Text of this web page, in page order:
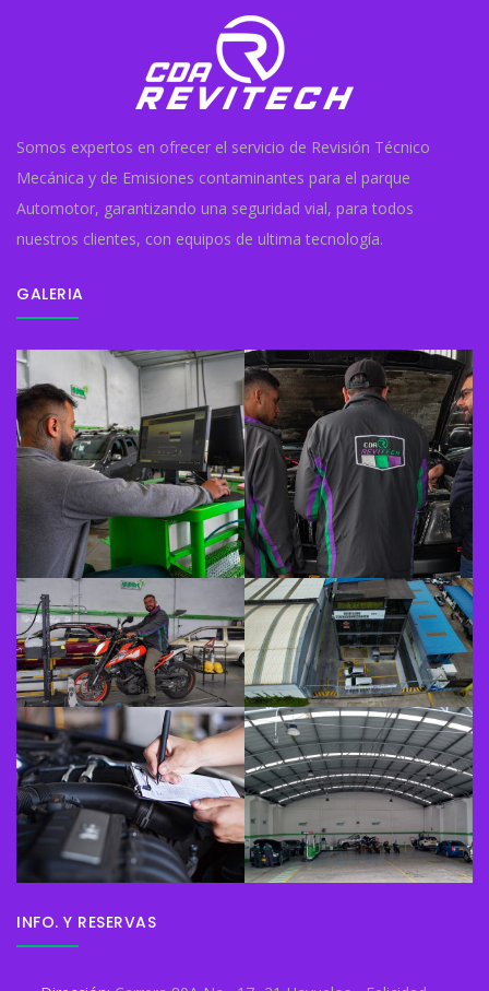
Somos expertos en ofrecer el servicio de Revisión Técnico
Mecánica y de Emisiones contaminantes para el parque
Automotor, garantizando una seguridad vial, para todos
nuestros clientes, con equipos de ultima tecnología.
GALERIA
INFO. Y RESERVAS